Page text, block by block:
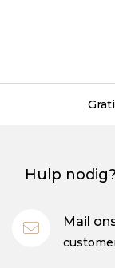
Hulp nodig?
Mail